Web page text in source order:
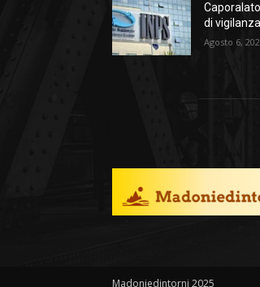
di
Agosto 6,
Madoniedintorni 2025